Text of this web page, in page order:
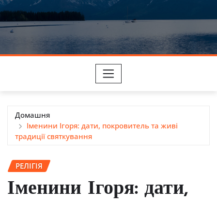
Домашня
Іменини Ігоря: дати, покровитель та живі
традиції святкування
РЕЛІГІЯ
Іменини Ігоря: дати,